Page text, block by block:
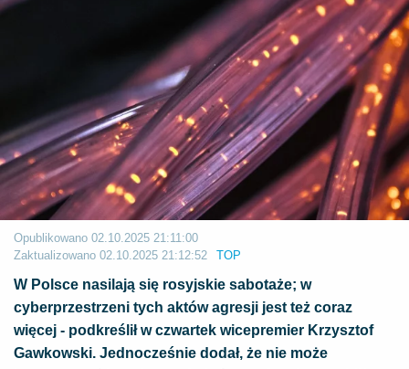
Opublikowano 02.10.2025 21:11:00
Zaktualizowano 02.10.2025 21:12:52 TOP
W Polsce nasilają się rosyjskie sabotaże; w
cyberprzestrzeni tych aktów agresji jest też coraz
więcej - podkreślił w czwartek wicepremier Krzysztof
Gawkowski. Jednocześnie dodał, że nie może